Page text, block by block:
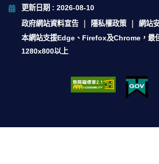
更新日期 : 2026-08-10
政府網站資料宣告
隱私權政策
網站
本網站支援Edge、Firefox及Chrome，最
1280x800以上